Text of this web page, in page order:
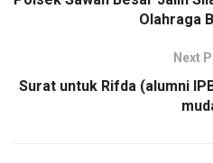
Olahraga
Next
Surat untuk Rifda (alumni